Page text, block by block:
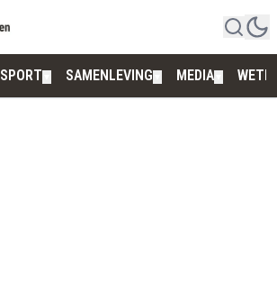
SPORT SAMENLEVING MEDIA